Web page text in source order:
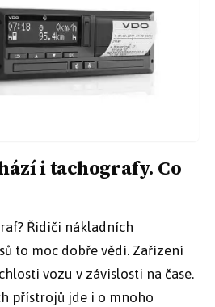
i tachografy. Co
Řidiči nákladních
to moc dobře vědí. Zařízení
vozu v závislosti na čase.
přístrojů jde i o mnoho